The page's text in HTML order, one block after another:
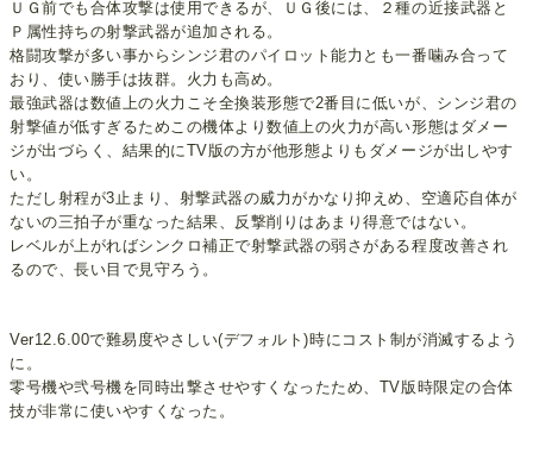
ＵＧ前でも合体攻撃は使用できるが、ＵＧ後には、２種の近接武器と
Ｐ属性持ちの射撃武器が追加される。
格闘攻撃が多い事からシンジ君のパイロット能力とも一番噛み合って
おり、使い勝手は抜群。火力も高め。
最強武器は数値上の火力こそ全換装形態で2番目に低いが、シンジ君の
射撃値が低すぎるためこの機体より数値上の火力が高い形態はダメー
ジが出づらく、結果的にTV版の方が他形態よりもダメージが出しやす
い。
ただし射程が3止まり、射撃武器の威力がかなり抑えめ、空適応自体が
ないの三拍子が重なった結果、反撃削りはあまり得意ではない。
レベルが上がればシンクロ補正で射撃武器の弱さがある程度改善され
るので、長い目で見守ろう。
Ver12.6.00で難易度やさしい(デフォルト)時にコスト制が消滅するよう
に。
零号機や弐号機を同時出撃させやすくなったため、TV版時限定の合体
技が非常に使いやすくなった。